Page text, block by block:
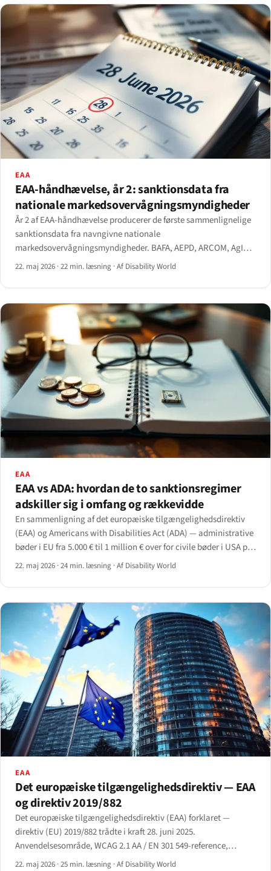
EAA
EAA-håndhævelse, år 2: sanktionsdata fra
nationale markedsovervågningsmyndigheder
År 2 af EAA-håndhævelse producerer de første sammenlignelige
sanktionsdata fra navngivne nationale
markedsovervågningsmyndigheder. BAFA, AEPD, ARCOM, AgID,
Tarbijakaitseamet, Agentschap Telecom og det nyetablerede
22. maj 2026 ·22 min. læsning ·Af Disability World
EAA
EAA vs ADA: hvordan de to sanktionsregimer
adskiller sig i omfang og rækkevidde
En sammenligning af det europæiske tilgængelighedsdirektiv
(EAA) og Americans with Disabilities Act (ADA) — administrative
bøder i EU fra 5.000 € til 1 million € over for civile bøder i USA på
op til 114.189 $ pr. efterfølgende overtrædelse samt injunctive
22. maj 2026 ·24 min. læsning ·Af Disability World
EAA
Det europæiske tilgængelighedsdirektiv — EAA
og direktiv 2019/882
Det europæiske tilgængelighedsdirektiv (EAA) forklaret —
direktiv (EU) 2019/882 trådte i kraft 28. juni 2025.
Anvendelsesområde, WCAG 2.1 AA / EN 301 549-reference,
undtagelse for mikrovirksomheder og forsvar om
22. maj 2026 ·25 min. læsning ·Af Disability World